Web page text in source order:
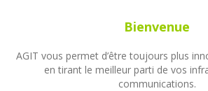
Bienvenue
AGIT vous permet d’être toujours plus
en tirant le meilleur parti de vos
communications.